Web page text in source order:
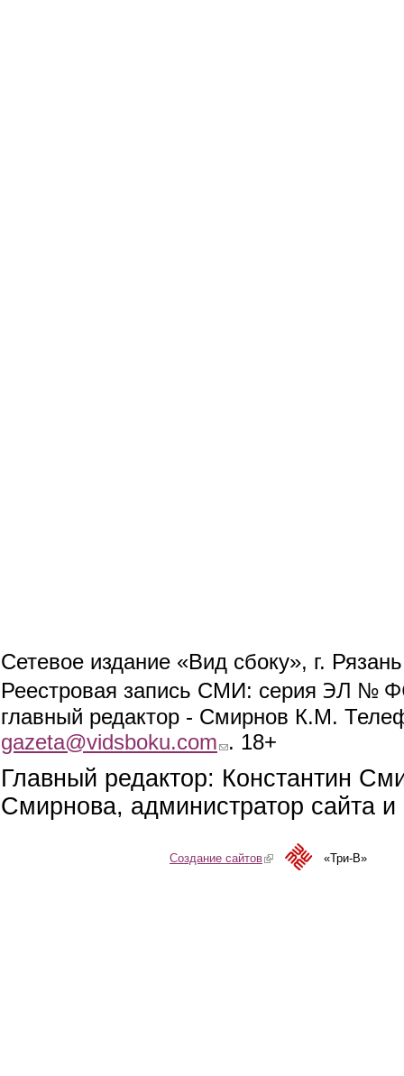
Сетевое издание «Вид сбоку», г.
Реестровая запись СМИ: серия ЭЛ №
главный редактор - Смирнов К.М.
gazeta@vidsboku.com (link sends e-mail)
. 18+
Главный редактор: Константин
Смирнова, администратор сайта
Создание сайтов(link is external)«Три-В»